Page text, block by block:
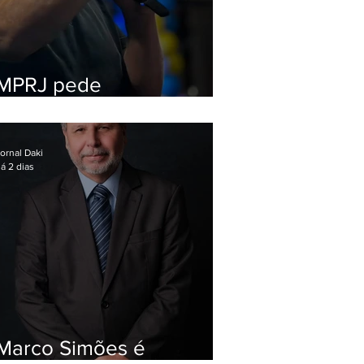
pede
Simões é
Daki
2 dias